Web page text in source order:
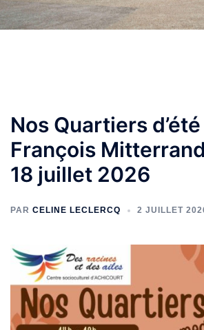
Nos Quartiers
François
18 juillet 2026
PAR CELINE LECLERCQ 2 JUILLET